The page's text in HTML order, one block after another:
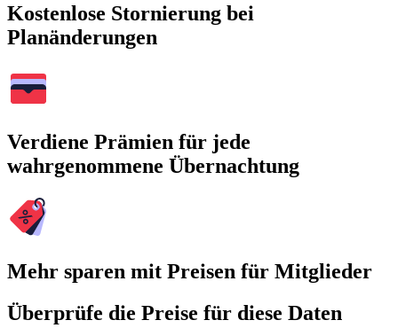
Kostenlose Stornierung bei
Planänderungen
Verdiene Prämien für jede
wahrgenommene Übernachtung
Mehr sparen mit Preisen für Mitglieder
Überprüfe die Preise für diese Daten